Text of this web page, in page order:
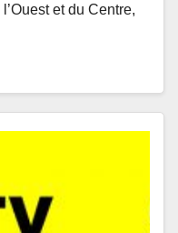
et du Centre,